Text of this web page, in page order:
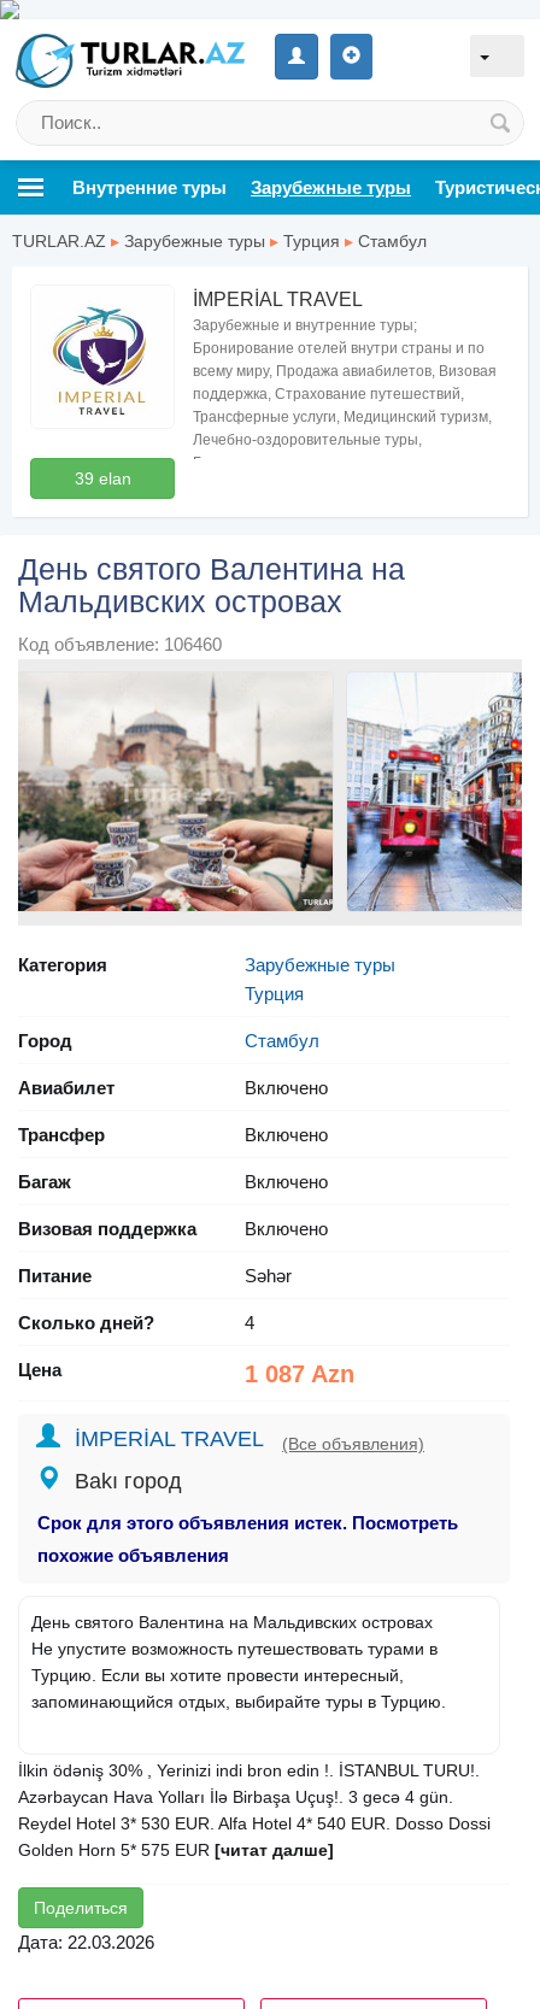
Внутренние туры Зарубежные туры
TURLAR.AZ ▸ Зарубежные туры ▸ Турция ▸ Стамбул
39 elan
İMPERİAL TRAVEL
Зарубежные и внутренние туры;
Бронирование отелей внутри страны и по
всему миру, Продажа авиабилетов, Визовая
поддержка, Страхование путешествий,
Трансферные услуги, Медицинский туризм,
Лечебно-оздоровительные туры,
Бесплатные консультации по туризму
День святого Валентина на
Мальдивских островах
Код объявление: 106460
Категория
Зарубежные туры
Турция
Город Стамбул
Авиабилет Включено
Трансфер Включено
Багаж Включено
Визовая поддержка Включено
Питание Səhər
Сколько дней? 4
Цена 1 087 Azn
İMPERİAL TRAVEL (Все объявления)
Bakı город
Срок для этого объявления истек. Посмотреть
похожие объявления
День святого Валентина на Мальдивских островах
Не упустите возможность путешествовать турами в
Турцию. Если вы хотите провести интересный,
запоминающийся отдых, выбирайте туры в Турцию.
İlkin ödəniş 30% , Yerinizi indi bron edin !. İSTANBUL TURU!.
Azərbaycan Hava Yolları İlə Birbaşa Uçuş!. 3 gecə 4 gün.
Reydel Hotel 3* 530 EUR. Alfa Hotel 4* 540 EUR. Dosso Dossi
Golden Horn 5* 575 EUR [читат далше]
Поделиться
Дата: 22.03.2026